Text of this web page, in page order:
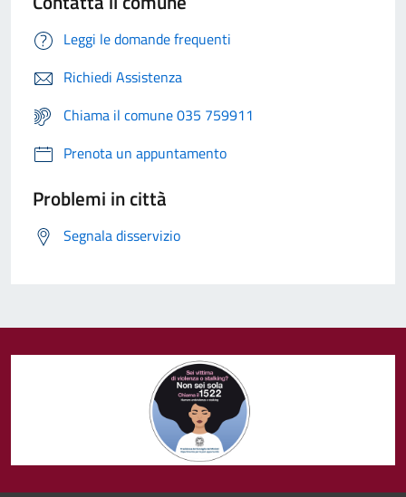
Leggi le domande frequenti
Richiedi Assistenza
Chiama il comune 035 759911
Prenota un appuntamento
Problemi in città
Segnala disservizio